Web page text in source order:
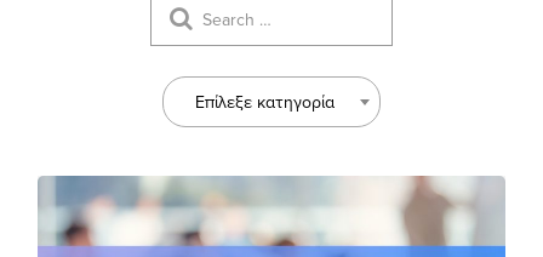
Επίλεξε κατηγορία